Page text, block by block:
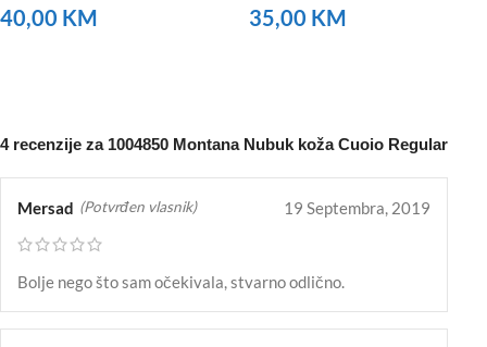
40,00 KM 35,00 KM
4 recenzije za 1004850 Montana Nubuk koža Cuoio Regular
Mersad (Potvrđen vlasnik) 19 Septembra, 2019
Bolje nego što sam očekivala, stvarno odlično.